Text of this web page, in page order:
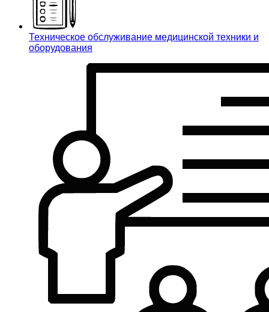
Техническое обслуживание медицинской техники и
оборудования